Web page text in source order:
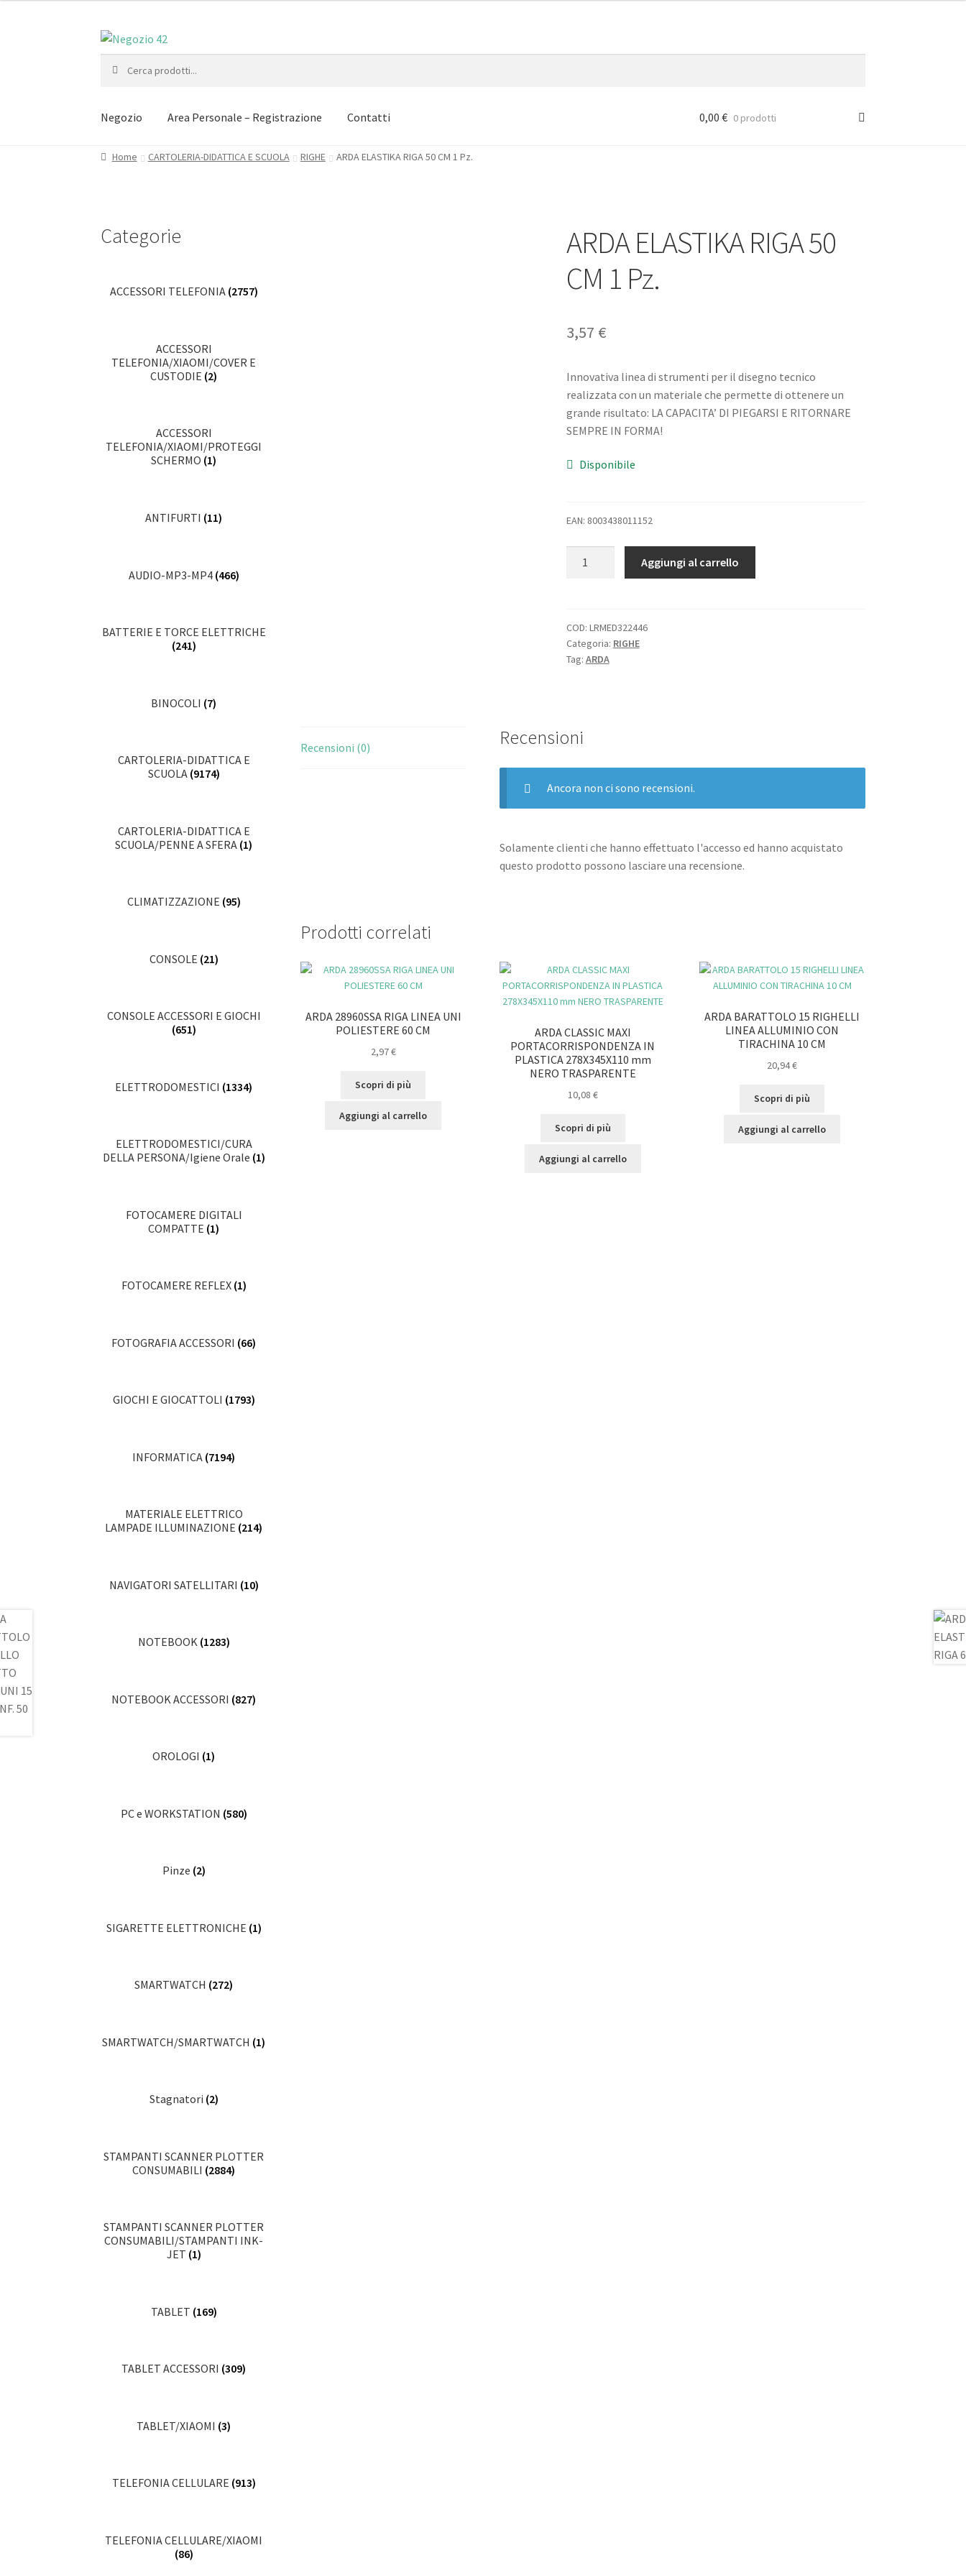
Vai
alla
navigazione
Vai
al
contenuto
Negozio Area Personale – Registrazione Contatti 0,00 € 0 prodotti
Home CARTOLERIA-DIDATTICA E SCUOLA RIGHE ARDA ELASTIKA RIGA 50 CM 1 Pz.
ARDA ELASTIKA RIGA 50
CM 1 Pz.
3,57 €
Innovativa linea di strumenti per il disegno tecnico
realizzata con un materiale che permette di ottenere un
grande risultato: LA CAPACITA’ DI PIEGARSI E RITORNARE
SEMPRE IN FORMA!
Disponibile
EAN: 8003438011152
CM
1
Pz.
Aggiungi al carrello
COD: LRMED322446
Categoria: RIGHE
Tag: ARDA
Recensioni (0) Recensioni
Ancora non ci sono recensioni.
Solamente clienti che hanno effettuato l'accesso ed hanno acquistato
questo prodotto possono lasciare una recensione.
Prodotti correlati
ARDA 28960SSA RIGA LINEA UNI
POLIESTERE 60 CM
2,97€
Scopri di più
Aggiungi al carrello
ARDA CLASSIC MAXI
PORTACORRISPONDENZA IN
PLASTICA 278X345X110 mm
NERO TRASPARENTE
10,08 €
Scopri di più
Aggiungi al carrello
ARDA BARATTOLO 15 RIGHELLI
LINEA ALLUMINIO CON
TIRACHINA 10 CM
20,94€
Scopri di più
Aggiungi al carrello
Categorie
ACCESSORI TELEFONIA (2757)
ACCESSORI
TELEFONIA/XIAOMI/COVER E
CUSTODIE (2)
ACCESSORI
TELEFONIA/XIAOMI/PROTEGGI
SCHERMO (1)
ANTIFURTI (11)
AUDIO-MP3-MP4 (466)
BATTERIE E TORCE ELETTRICHE
(241)
BINOCOLI (7)
CARTOLERIA-DIDATTICA E
SCUOLA (9174)
CARTOLERIA-DIDATTICA E
SCUOLA/PENNE A SFERA (1)
CLIMATIZZAZIONE (95)
CONSOLE (21)
CONSOLE ACCESSORI E GIOCHI
(651)
ELETTRODOMESTICI (1334)
ELETTRODOMESTICI/CURA
DELLA PERSONA/Igiene Orale (1)
FOTOCAMERE DIGITALI
COMPATTE (1)
FOTOCAMERE REFLEX (1)
FOTOGRAFIA ACCESSORI (66)
GIOCHI E GIOCATTOLI (1793)
INFORMATICA (7194)
MATERIALE ELETTRICO
LAMPADE ILLUMINAZIONE (214)
NAVIGATORI SATELLITARI (10)
NOTEBOOK (1283)
NOTEBOOK ACCESSORI (827)
OROLOGI (1)
PC e WORKSTATION (580)
Pinze (2)
SIGARETTE ELETTRONICHE (1)
SMARTWATCH (272)
SMARTWATCH/SMARTWATCH (1)
Stagnatori (2)
STAMPANTI SCANNER PLOTTER
CONSUMABILI (2884)
STAMPANTI SCANNER PLOTTER
CONSUMABILI/STAMPANTI INK-
JET (1)
TABLET (169)
TABLET ACCESSORI (309)
TABLET/XIAOMI (3)
TELEFONIA CELLULARE (913)
TELEFONIA CELLULARE/XIAOMI
(86)